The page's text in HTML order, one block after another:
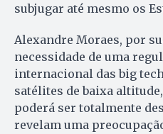
subjugar até mesmo os
Alexandre Moraes, por
necessidade de uma
internacional das big
satélites de baixa
poderá ser totalmente
revelam uma